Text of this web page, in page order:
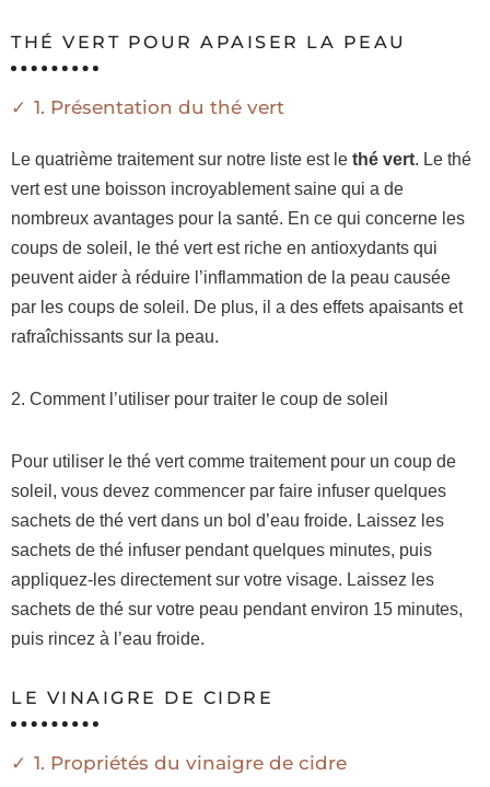
THÉ VERT POUR APAISER LA PEAU
1. Présentation du thé vert
Le quatrième traitement sur notre liste est le thé vert. Le thé
vert est une boisson incroyablement saine qui a de
nombreux avantages pour la santé. En ce qui concerne les
coups de soleil, le thé vert est riche en antioxydants qui
peuvent aider à réduire l’inflammation de la peau causée
par les coups de soleil. De plus, il a des effets apaisants et
rafraîchissants sur la peau.
2. Comment l’utiliser pour traiter le coup de soleil
Pour utiliser le thé vert comme traitement pour un coup de
soleil, vous devez commencer par faire infuser quelques
sachets de thé vert dans un bol d’eau froide. Laissez les
sachets de thé infuser pendant quelques minutes, puis
appliquez-les directement sur votre visage. Laissez les
sachets de thé sur votre peau pendant environ 15 minutes,
puis rincez à l’eau froide.
LE VINAIGRE DE CIDRE
1. Propriétés du vinaigre de cidre